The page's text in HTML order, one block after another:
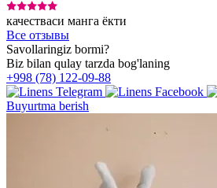
качестваси манга ёкти
Все отзывы
Savollaringiz bormi?
Biz bilan qulay tarzda bog'laning
+998 (78) 122-09-88
Buyurtma berish